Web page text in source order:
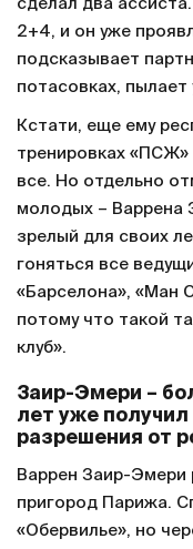
сделал два
2+4, и он уже
подсказывает
потасовках, пылает
Кстати, еще ему
тренировках
все. Но отдельно
молодых – Варрена
зрелый для своих
гоняться все
«Барселона», «Ман
потому что такой
клуб».
Заир-Эмери –
лет уже
разрешения от
Варрен Заир-Эмери
пригород Парижа.
«Обервилье», но